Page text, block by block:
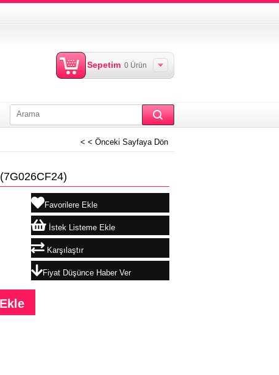
Sepetim 0 Ürün
< < Önceki Sayfaya Dön
(7G026CF24)
Favorilere Ekle
İstek Listeme Ekle
Karşılaştır
Fiyat Düşünce Haber Ver